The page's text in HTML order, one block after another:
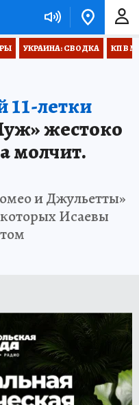
УКРАИНА: СВОДКА КП В
11-летки
жестоко
молчит.
и Джульетты»
Исаевы